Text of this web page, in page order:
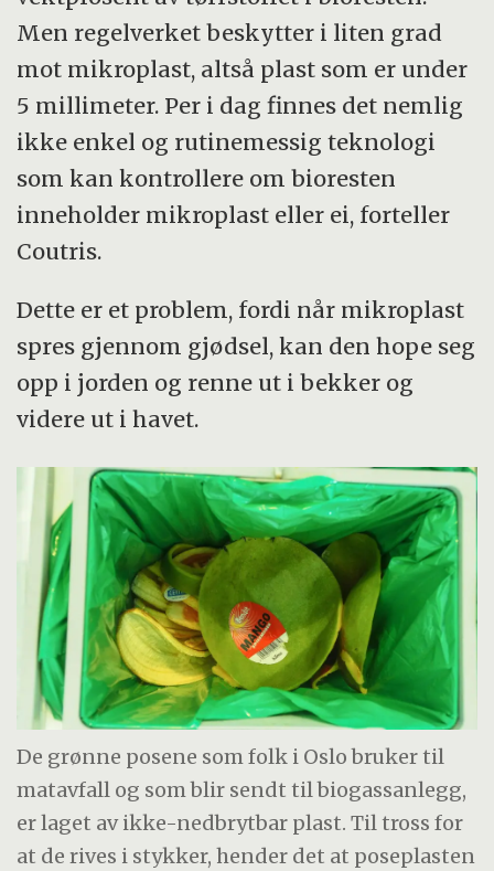
Men regelverket beskytter i liten grad
mot mikroplast, altså plast som er under
5 millimeter. Per i dag finnes det nemlig
ikke enkel og rutinemessig teknologi
som kan kontrollere om bioresten
inneholder mikroplast eller ei, forteller
Coutris.
Dette er et problem, fordi når mikroplast
spres gjennom gjødsel, kan den hope seg
opp i jorden og renne ut i bekker og
videre ut i havet.
De grønne posene som folk i Oslo bruker til
matavfall og som blir sendt til biogassanlegg,
er laget av ikke-nedbrytbar plast. Til tross for
at de rives i stykker, hender det at poseplasten